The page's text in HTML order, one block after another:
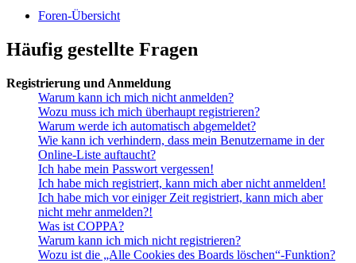
Foren-Übersicht
Häufig gestellte Fragen
Registrierung und Anmeldung
Warum kann ich mich nicht anmelden?
Wozu muss ich mich überhaupt registrieren?
Warum werde ich automatisch abgemeldet?
Wie kann ich verhindern, dass mein Benutzername in der
Online-Liste auftaucht?
Ich habe mein Passwort vergessen!
Ich habe mich registriert, kann mich aber nicht anmelden!
Ich habe mich vor einiger Zeit registriert, kann mich aber
nicht mehr anmelden?!
Was ist COPPA?
Warum kann ich mich nicht registrieren?
Wozu ist die „Alle Cookies des Boards löschen“-Funktion?